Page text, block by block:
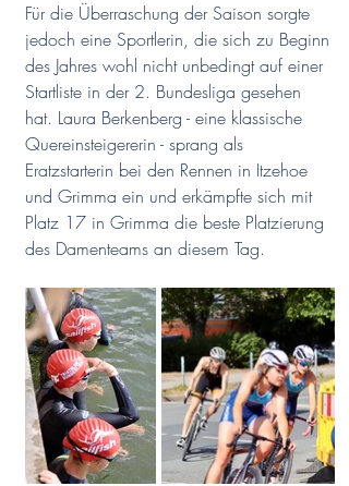
Für die Überraschung der Saison sorgte
jedoch eine Sportlerin, die sich zu Beginn
des Jahres wohl nicht unbedingt auf einer
Startliste in der 2. Bundesliga gesehen
hat. Laura Berkenberg - eine klassische
Quereinsteigererin - sprang als
Eratzstarterin bei den Rennen in Itzehoe
und Grimma ein und erkämpfte sich mit
Platz 17 in Grimma die beste Platzierung
des Damenteams an diesem Tag.